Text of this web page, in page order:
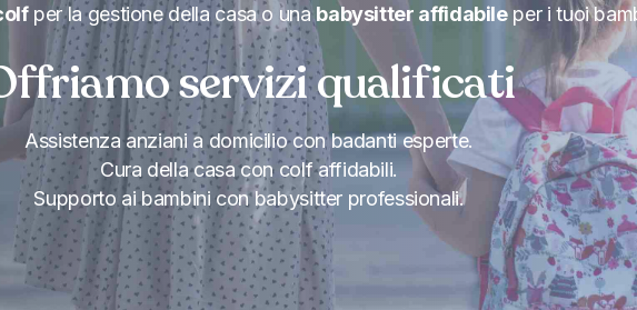
mop
per la gestione della casa o unababysitter affidabileper i tuoi
servizi qualificati
Assistenza anziani a domicilio con badanti esperte.
Cura della casa con colf affidabili.
Supporto ai bambini con babysitter professionali.